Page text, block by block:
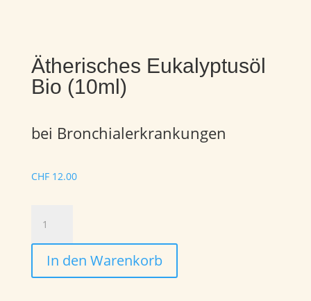
Ätherisches Eukalyptusöl
Bio (10ml)
bei Bronchialerkrankungen
CHF12.00
Eukalyptusöl
Bio
(10ml)
Menge
In den Warenkorb